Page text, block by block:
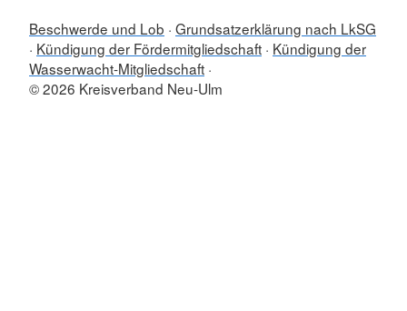
Beschwerde und Lob Grundsatzerklärung nach LkSG
Kündigung der Fördermitgliedschaft Kündigung der
Wasserwacht-Mitgliedschaft
© 2026 Kreisverband Neu-Ulm